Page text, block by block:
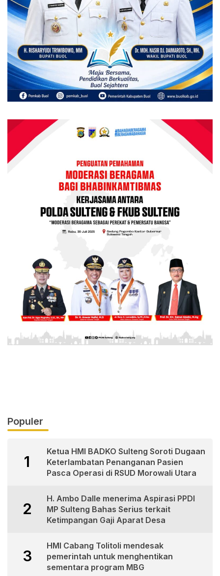
Populer
1
Ketua HMI BADKO Sulteng Soroti Dugaan
Keterlambatan Penanganan Pasien
Pasca Operasi di RSUD Morowali Utara
2
H. Ambo Dalle menerima Aspirasi PPDI
MP Sulteng Bahas Serius terkait
Ketimpangan Gaji Aparat Desa
3
HMI Cabang Tolitoli mendesak
pemerintah untuk menghentikan
sementara program MBG